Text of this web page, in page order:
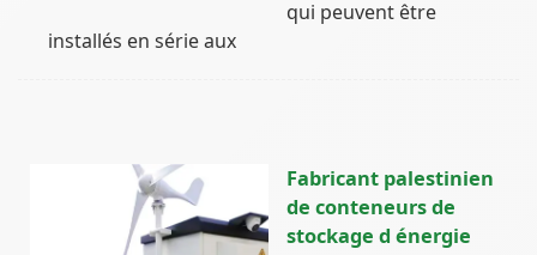
qui peuvent être
installés en série aux
Fabricant palestinien
de conteneurs de
stockage d énergie